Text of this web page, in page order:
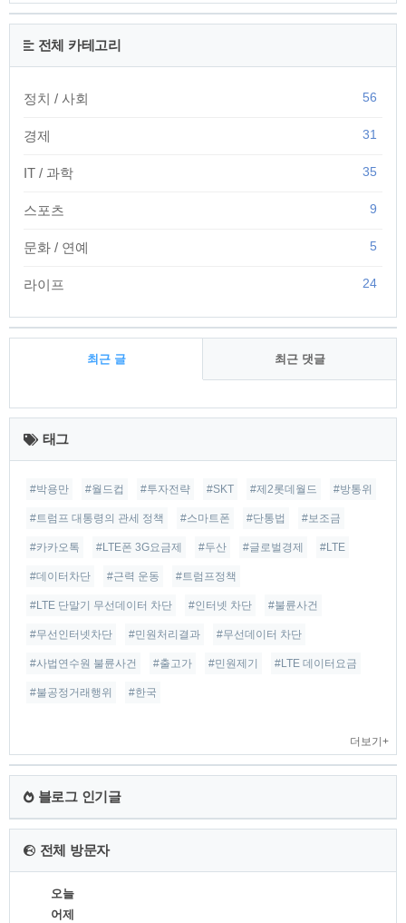
전체 카테고리
정치 / 사회 56
경제 31
IT / 과학 35
스포츠 9
문화 / 연예 5
라이프 24
최근 글 최근 댓글
최
근
글
태그
#박용만 #월드컵 #투자전략 #SKT #제2롯데월드 #방통위
#트럼프 대통령의 관세 정책 #스마트폰 #단통법 #보조금
#카카오톡 #LTE폰 3G요금제 #두산 #글로벌경제 #LTE
#데이터차단 #근력 운동 #트럼프정책
#LTE 단말기 무선데이터 차단 #인터넷 차단 #불륜사건
#무선인터넷차단 #민원처리결과 #무선데이터 차단
#사법연수원 불륜사건 #출고가 #민원제기 #LTE 데이터요금
#불공정거래행위 #한국
더보기+
블로그 인기글
전체 방문자
오늘
어제